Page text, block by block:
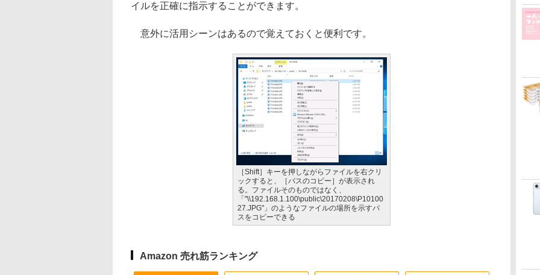
イルを正確に指示することができます。
意外に活用シーンはあるので覚えておくと便利です。
［Shift］キーを押しながらファイルを右クリ
ックすると、［パスのコピー］が表示され
る。ファイルそのものではなく、
「"\\192.168.1.100\public\20170208\P10100
27.JPG"」のようなファイルの場所を示すパ
スをコピーできる
Amazon 売れ筋ランキング